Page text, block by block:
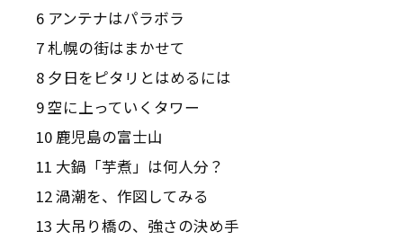
6 アンテナはパラボラ
7 札幌の街はまかせて
8 夕日をピタリとはめるには
9 空に上っていくタワー
10 鹿児島の富士山
11 大鍋「芋煮」は何人分？
12 渦潮を、作図してみる
13 大吊り橋の、強さの決め手